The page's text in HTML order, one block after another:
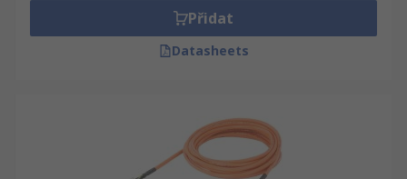
Přidat
Datasheets